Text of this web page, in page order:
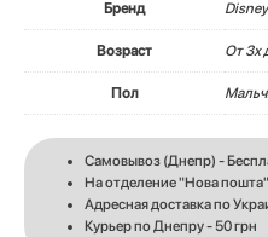
Бренд Disney
Возраст От 3х
Пол
Самовывоз (Днепр) -
На отделение "Нова
Адресная доставка по
Курьер по Днепру - 50 грн